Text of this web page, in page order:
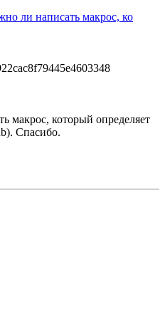
ли написать макрос, ко
макрос, который определяет
Спасибо.